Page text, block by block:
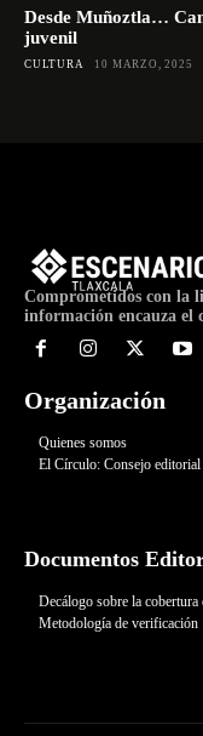
Desde Muñoztla…
juvenil
CULTURA 10 MARZO, 2025
Comprometidos con la
información encauza el
Organización
Quienes somos
El Círculo: Consejo editorial
Documentos
Decálogo sobre la cobertura
Metodología de verificación